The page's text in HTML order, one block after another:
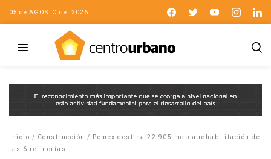
05 de AGOSTO del 2026
Inicio / Construcción /
Pemex destina 22,905 mdp a rehabilitación de
las 6 refinerías